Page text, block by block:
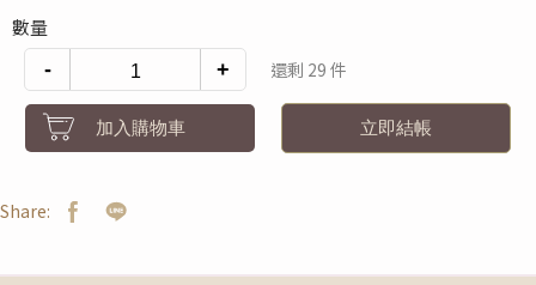
數量
- + 還剩 29 件
加入購物車 立即結帳
Share: